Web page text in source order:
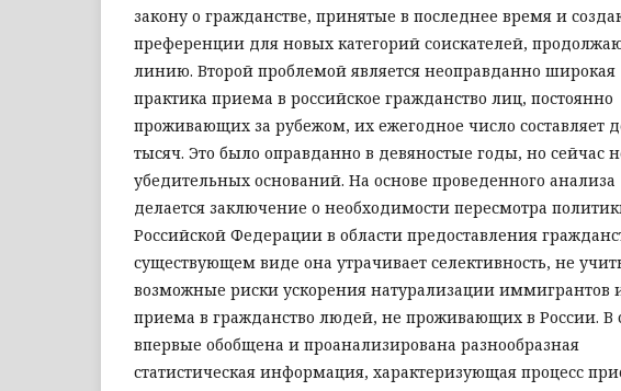
закону о гражданстве, принятые в последнее время и
преференции для новых категорий соискателей,
линию. Второй проблемой является неоправданно широкая
практика приема в российское гражданство лиц, постоянно
проживающих за рубежом, их ежегодное число составляет
тысяч. Это было оправданно в девяностые годы, но сейчас
убедительных оснований. На основе проведенного анализа
делается заключение о необходимости пересмотра
Российской Федерации в области предоставления
существующем виде она утрачивает селективность, не
возможные риски ускорения натурализации иммигрантов
приема в гражданство людей, не проживающих в России. В
впервые обобщена и проанализирована разнообразная
статистическая информация, характеризующая процесс